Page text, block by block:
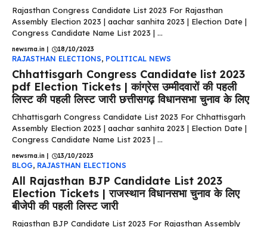
Rajasthan Congress Candidate List 2023 For Rajasthan
Assembly Election 2023 | aachar sanhita 2023 | Election Date |
Congress Candidate Name List 2023 | ...
newsrna.in | 18/10/2023
RAJASTHAN ELECTIONS, POLITICAL NEWS
Chhattisgarh Congress Candidate list 2023
pdf Election Tickets | कांग्रेस उम्मीदवारों की पहली
लिस्ट की पहली लिस्ट जारी छत्तीसगढ़ विधानसभा चुनाव के लिए
Chhattisgarh Congress Candidate List 2023 For Chhattisgarh
Assembly Election 2023 | aachar sanhita 2023 | Election Date |
Congress Candidate Name List 2023 | ...
newsrna.in | 13/10/2023
BLOG, RAJASTHAN ELECTIONS
All Rajasthan BJP Candidate List 2023
Election Tickets | राजस्थान विधानसभा चुनाव के लिए
बीजेपी की पहली लिस्ट जारी
Rajasthan BJP Candidate List 2023 For Rajasthan Assembly